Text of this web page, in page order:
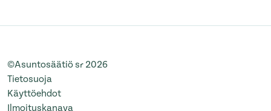
©Asuntosäätiö sr 2026
Tietosuoja
Käyttöehdot
Ilmoituskanava